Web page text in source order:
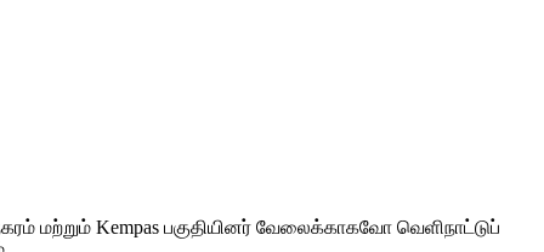
மற்றும் Kempas பகுதியினர் வேலைக்காகவோ வெளிநாட்டுப்